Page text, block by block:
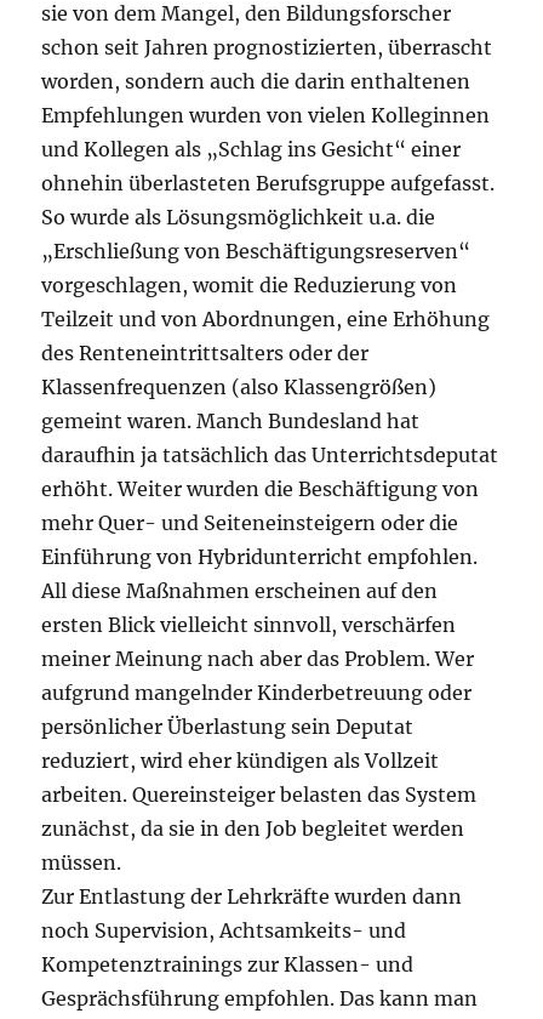
sie von dem Mangel, den Bildungsforscher
schon seit Jahren prognostizierten, überrascht
worden, sondern auch die darin enthaltenen
Empfehlungen wurden von vielen Kolleginnen
und Kollegen als „Schlag ins Gesicht“ einer
ohnehin überlasteten Berufsgruppe aufgefasst.
So wurde als Lösungsmöglichkeit u.a. die
„Erschließung von Beschäftigungsreserven“
vorgeschlagen, womit die Reduzierung von
Teilzeit und von Abordnungen, eine Erhöhung
des Renteneintrittsalters oder der
Klassenfrequenzen (also Klassengrößen)
gemeint waren. Manch Bundesland hat
daraufhin ja tatsächlich das Unterrichtsdeputat
erhöht. Weiter wurden die Beschäftigung von
mehr Quer- und Seiteneinsteigern oder die
Einführung von Hybridunterricht empfohlen.
All diese Maßnahmen erscheinen auf den
ersten Blick vielleicht sinnvoll, verschärfen
meiner Meinung nach aber das Problem. Wer
aufgrund mangelnder Kinderbetreuung oder
persönlicher Überlastung sein Deputat
reduziert, wird eher kündigen als Vollzeit
arbeiten. Quereinsteiger belasten das System
zunächst, da sie in den Job begleitet werden
müssen.
Zur Entlastung der Lehrkräfte wurden dann
noch Supervision, Achtsamkeits- und
Kompetenztrainings zur Klassen- und
Gesprächsführung empfohlen. Das kann man